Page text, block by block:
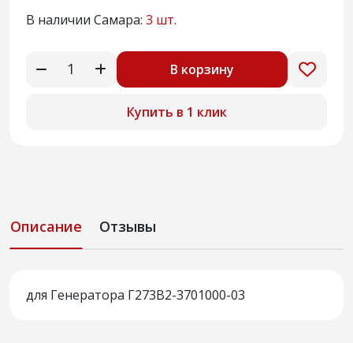
В наличии Самара: 3 шт.
В корзину
Купить в 1 клик
Описание Отзывы
для Генератора Г273В2-3701000-03